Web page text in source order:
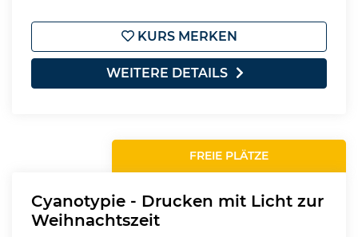
KURS MERKEN
WEITERE DETAILS
FREIE PLÄTZE
Cyanotypie - Drucken mit Licht zur
Weihnachtszeit